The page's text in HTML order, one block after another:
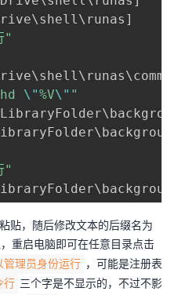
\shell\ runas ]
"
\shell\ runas\
\"%V\" "
LibraryFolder\
\
"
\
贴，随后修改文本的后缀名为
重启电脑即可在任意目录点击
管理员身份运行 ，可能是注册表
行 三个字是不显示的，不过不影